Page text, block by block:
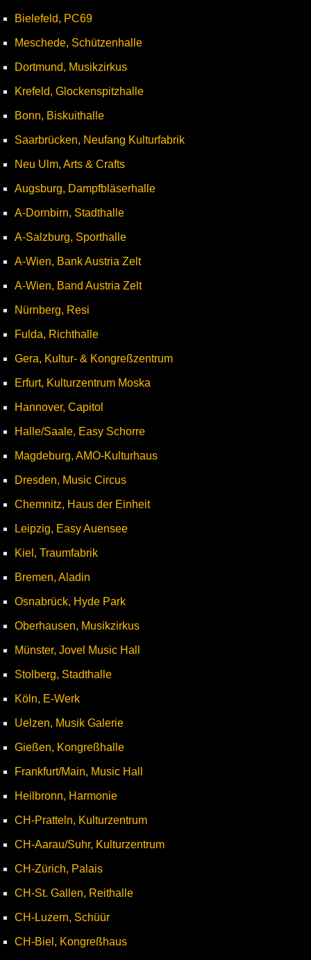
Bielefeld, PC69
Meschede, Schützenhalle
Dortmund, Musikzirkus
Krefeld, Glockenspitzhalle
Bonn, Biskuithalle
Saarbrücken, Neufang Kulturfabrik
Neu Ulm, Arts & Crafts
Augsburg, Dampfbläserhalle
A-Dornbirn, Stadthalle
A-Salzburg, Sporthalle
A-Wien, Bank Austria Zelt
A-Wien, Band Austria Zelt
Nürnberg, Resi
Fulda, Richthalle
Gera, Kultur- & Kongreßzentrum
Erfurt, Kulturzentrum Moska
Hannover, Capitol
Halle/Saale, Easy Schorre
Magdeburg, AMO-Kulturhaus
Dresden, Music Circus
Chemnitz, Haus der Einheit
Leipzig, Easy Auensee
Kiel, Traumfabrik
Bremen, Aladin
Osnabrück, Hyde Park
Oberhausen, Musikzirkus
Münster, Jovel Music Hall
Stolberg, Stadthalle
Köln, E-Werk
Uelzen, Musik Galerie
Gießen, Kongreßhalle
Frankfurt/Main, Music Hall
Heilbronn, Harmonie
CH-Pratteln, Kulturzentrum
CH-Aarau/Suhr, Kulturzentrum
CH-Zürich, Palais
CH-St. Gallen, Reithalle
CH-Luzern, Schüür
CH-Biel, Kongreßhaus